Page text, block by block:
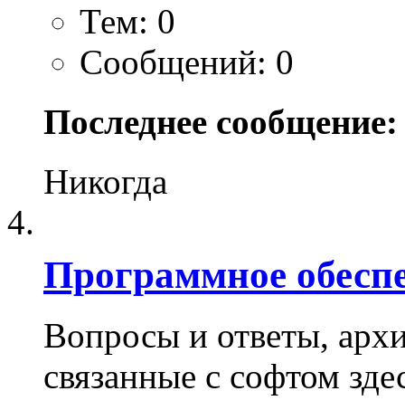
Тем: 0
Сообщений: 0
Последнее сообщение:
Никогда
Программное
Вопросы и ответы,
связанные с софтом